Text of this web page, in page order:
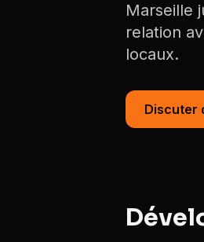
Marseille
relation
locaux.
Discuter